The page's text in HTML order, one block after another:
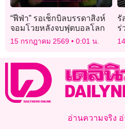
“ฟีฟ่า” รอเช็กบิลบรรดาสิงห์
จอมโวยหลังจบฟุตบอลโลก
15 กรกฎาคม 2569 0:01 น.
รั
ร่
เ
อ่านความจริง